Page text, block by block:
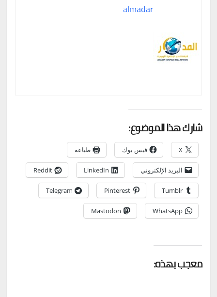
almadar
شارك هذا الموضوع:
X فيس بوك طباعة
البريد الإلكتروني LinkedIn
Reddit
Tumblr
Pinterest
Telegram
WhatsApp
Mastodon
معجب بهذه: